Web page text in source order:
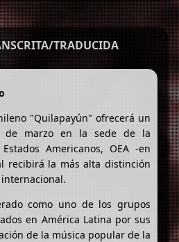
TRADUCIDA
"Quilapayún" ofrecerá un
de marzo en la sede de la
Americanos, OEA -en
recibirá la más alta distinción
como uno de los grupos
en América Latina por sus
de la música popular de la